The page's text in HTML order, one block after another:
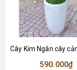
590.000₫